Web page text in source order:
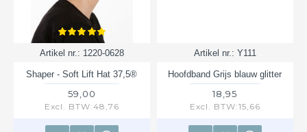
Artikel nr.: 1220-0628
Shaper - Soft Lift Hat 37,5®
59,00
Excl. BTW:48,76
Artikel nr.: Y111
Hoofdband Grijs blauw glitter
18,95
Excl. BTW:15,66